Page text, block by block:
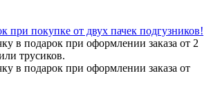
при покупке от двух пачек подгузников!
в подарок при оформлении заказа от 2
трусиков.
в подарок при оформлении заказа от